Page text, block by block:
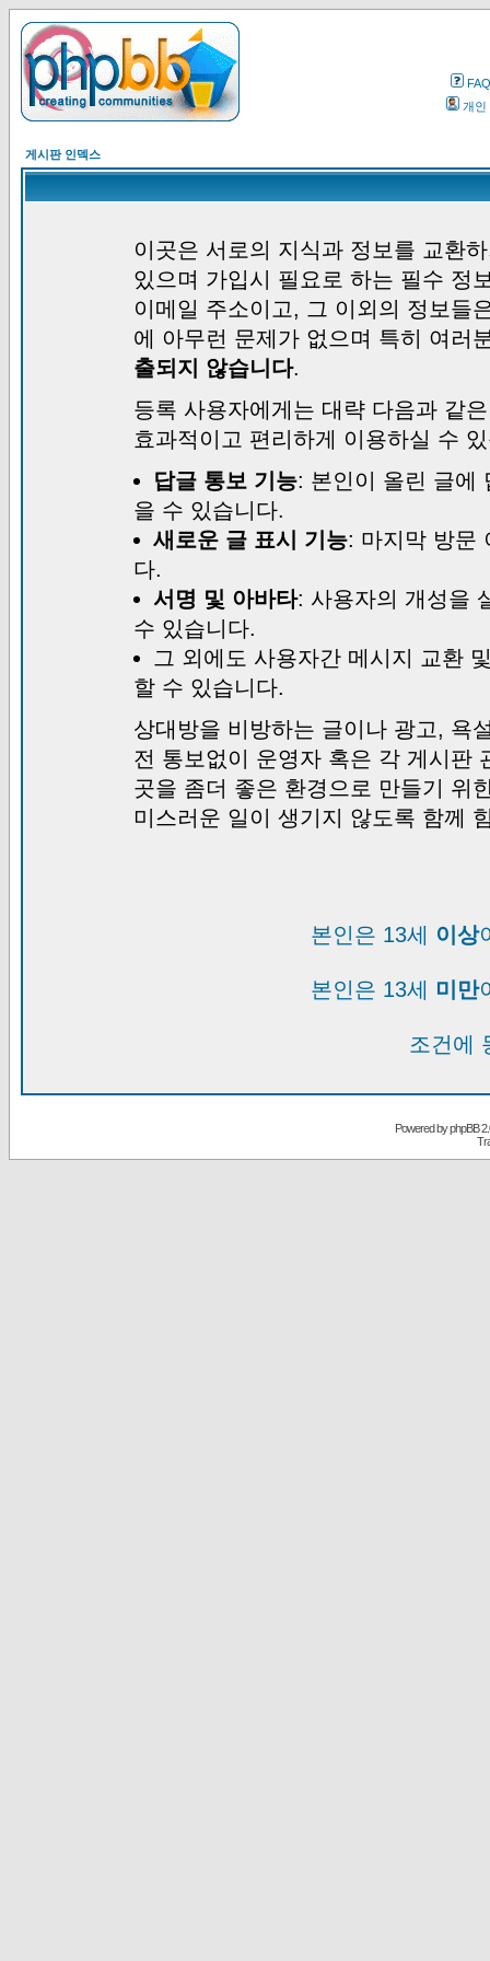
FAQ
개인
게시판 인덱스
이곳은 서로의 지식과 정보를 교환
있으며 가입시 필요로 하는 필수 정
이메일 주소이고, 그 이외의 정보들
에 아무런 문제가 없으며 특히 여러
출되지 않습니다.
등록 사용자에게는 대략 다음과 같
효과적이고 편리하게 이용하실 수
답글 통보 기능: 본인이 올린 글에
을 수 있습니다.
새로운 글 표시 기능: 마지막 방문
다.
서명 및 아바타: 사용자의 개성을
수 있습니다.
그 외에도 사용자간 메시지 교환
할 수 있습니다.
상대방을 비방하는 글이나 광고, 욕
전 통보없이 운영자 혹은 각 게시판
곳을 좀더 좋은 환경으로 만들기 위
미스러운 일이 생기지 않도록 함께
본인은 13세 이상
본인은 13세 미만
조건에
Powered byphpBB